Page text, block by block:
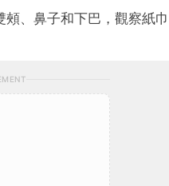
、鼻子和下巴，觀察紙巾